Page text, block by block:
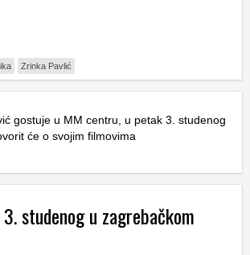
Zrinka Pavlić
gostuje u MM centru, u petak 3. studenog
će o svojim filmovima
studenog u zagrebačkom